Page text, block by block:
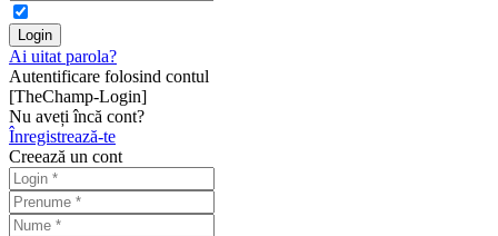
Ai uitat parola?
Autentificare folosind contul
[TheChamp-Login]
Nu aveți încă cont?
Înregistrează-te
Creează un cont